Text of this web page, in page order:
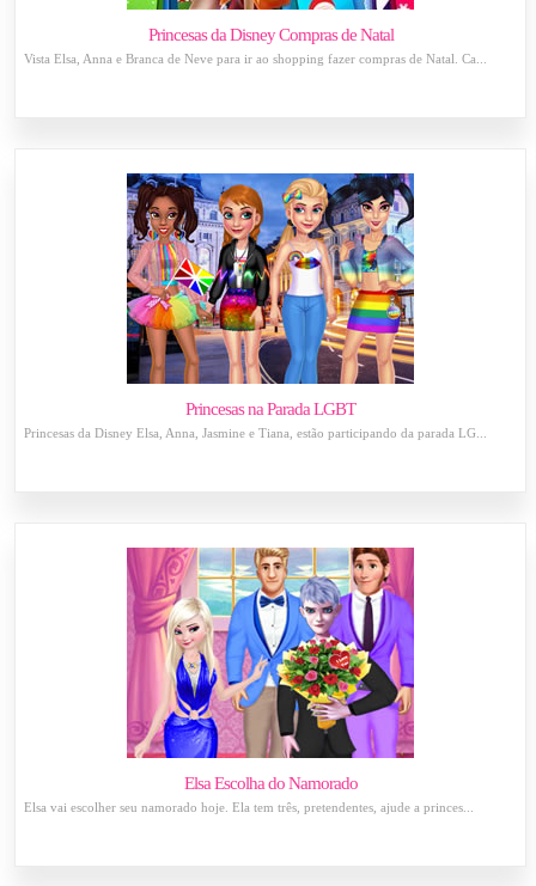
Princesas da Disney Compras de Natal
Vista Elsa, Anna e Branca de Neve para ir ao shopping fazer compras de Natal. Ca...
Princesas na Parada LGBT
Princesas da Disney Elsa, Anna, Jasmine e Tiana, estão participando da parada LG...
Elsa Escolha do Namorado
Elsa vai escolher seu namorado hoje. Ela tem três, pretendentes, ajude a princes...